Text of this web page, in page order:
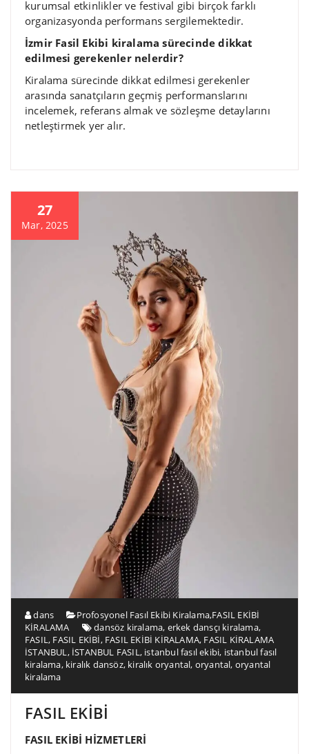
kurumsal etkinlikler ve festival gibi birçok farklı
organizasyonda performans sergilemektedir.
İzmir Fasil Ekibi kiralama sürecinde dikkat
edilmesi gerekenler nelerdir?
Kiralama sürecinde dikkat edilmesi gerekenler
arasında sanatçıların geçmiş performanslarını
incelemek, referans almak ve sözleşme detaylarını
netleştirmek yer alır.
27
Mar, 2025
dans Profosyonel Fasıl Ekibi Kiralama,FASIL EKİBİ
KİRALAMA
dansöz kiralama, erkek dansçı kiralama,
FASIL, FASIL EKİBİ, FASIL EKİBİ KİRALAMA, FASIL KİRALAMA
İSTANBUL, İSTANBUL FASIL, istanbul fasıl ekibi, istanbul fasıl
kiralama, kiralık dansöz, kiralık oryantal, oryantal, oryantal
kiralama
FASIL EKİBİ
FASIL EKİBİ HİZMETLERİ